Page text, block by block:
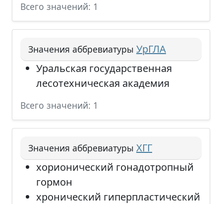
Всего значений: 1
Значения аббревиатуры УрГЛА
Уральская государственная
лесотехническая академия
Всего значений: 1
Значения аббревиатуры ХГГ
хорионический гонадотропный
гормон
хронический гиперпластический